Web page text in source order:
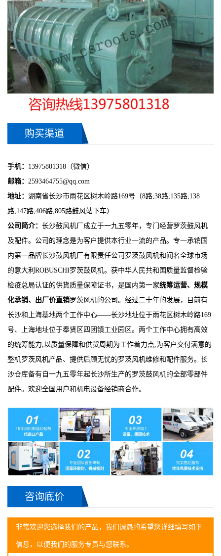
购买渠道
手机： 13975801318（微信）
邮箱： 2593464755@qq.com
地址： 湖南省长沙市雨花区树木岭路169号（8路;38路;135路;138
路;147路;406路;805路鼓风站下车）
公司简介： 长沙鼓风机厂成立于一九五零年，专门经营罗茨鼓风机
及配件。公司的理念是为客户提供本行业一流的产品。专一承销国
内第一品牌长沙鼓风机厂有限责任公司罗茨鼓风机和闻名全球市场
的意大利ROBUSCHI罗茨鼓风机。获中华人民共和国质量监督检验
检疫总局认证的供货质量保障证书，是国内第一家统筹运营、规模
化承销、出厂价直销罗茨风机的公司。经过二十年的发展，目前有
长沙和上海基地两个工作中心——长沙地址位于雨花区树木岭路169
号、上海地址位于奉贤区四团镇工业园区。两个工作中心拥有高效
的统筹能力,以质量保障和供货周期为工作着力点,为客户交付满意的
整机罗茨风机产品、提供后顾无忧的罗茨风机维修和配件服务。长
沙仓库备有自一九五零年起长沙所生产的罗茨鼓风机的全部零部件
配件。欢迎全国用户和机电设备经销商合作。
咨询底价
非常欢迎您选择我们的产品，我们诚恳的希望您详细填写如下
信息，以便我们的服务专员与您联系。